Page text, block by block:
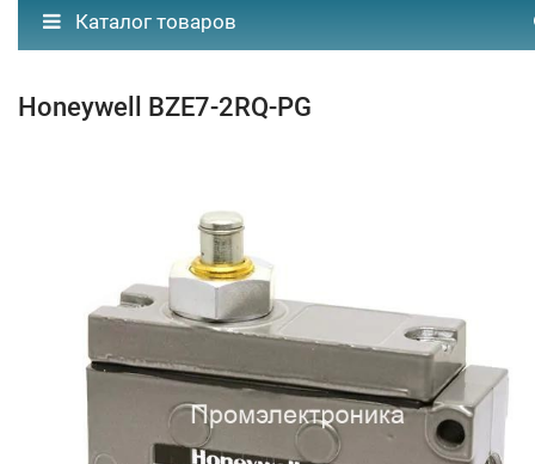
Каталог товаров
Honeywell BZE7-2RQ-PG